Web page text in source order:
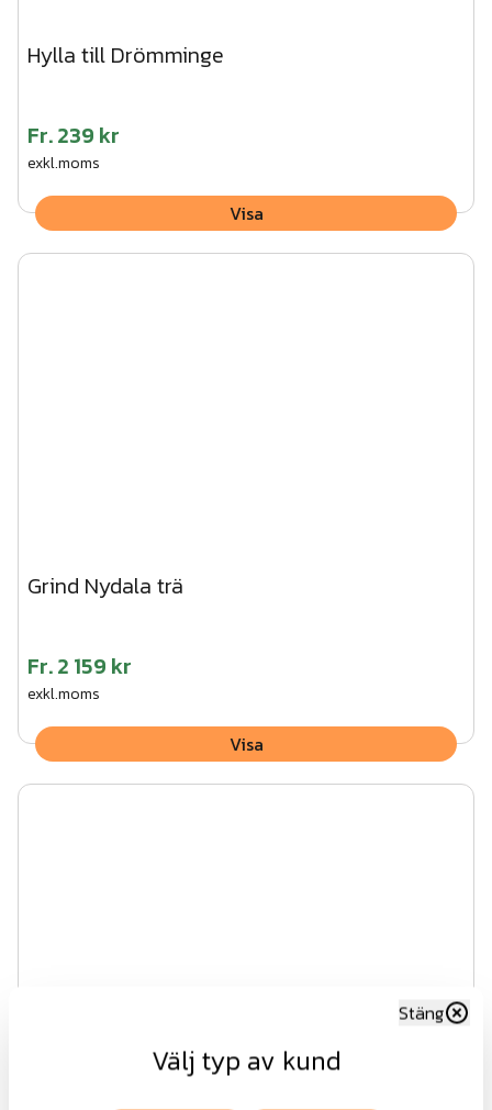
Hylla till Drömminge
Fr.239 kr
exkl.moms
Visa
Grind Nydala trä
Fr.2 159 kr
exkl.moms
Visa
Välj typ av kund
Stäng